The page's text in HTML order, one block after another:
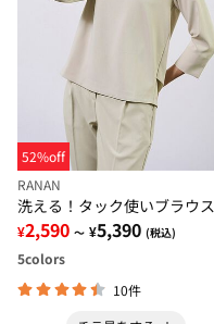
52%off
RANAN
洗える！タック使いブラウス
¥2,590 ～ ¥5,390 (税込)
5colors
10件